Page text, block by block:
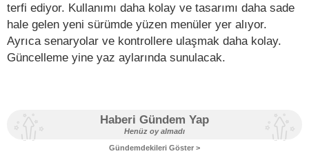
terfi ediyor. Kullanımı daha kolay ve tasarımı daha sade
hale gelen yeni sürümde yüzen menüler yer alıyor.
Ayrıca senaryolar ve kontrollere ulaşmak daha kolay.
Güncelleme yine yaz aylarında sunulacak.
Haberi Gündem Yap
Henüz oy almadı
Gündemdekileri Göster >